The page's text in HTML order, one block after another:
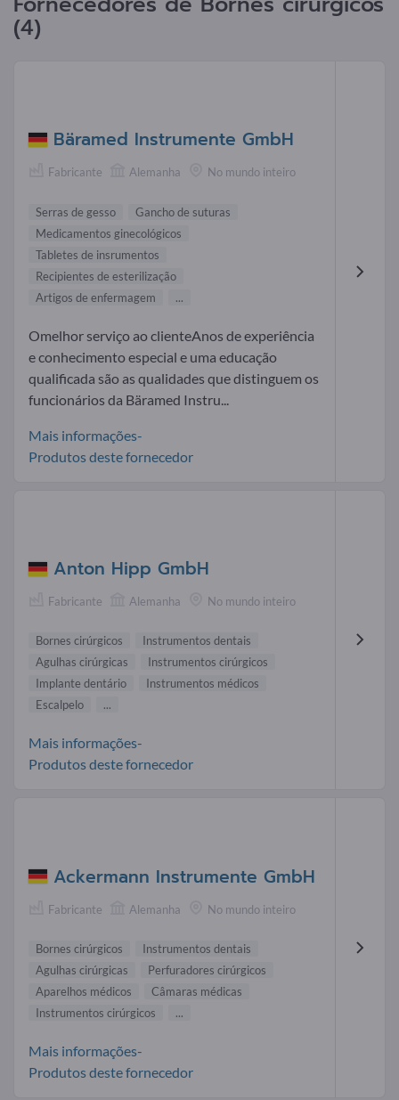
(4)
Bäramed Instrumente GmbH
Fabricante Alemanha No mundo inteiro
Serras de gesso
Gancho de suturas
Medicamentos ginecológicos
Tabletes de insrumentos
Recipientes de esterilização
Artigos de enfermagem
...
Omelhor serviço ao clienteAnos de experiência
e conhecimento especial e uma educação
qualificada são as qualidades que distinguem os
funcionários da Bäramed Instru...
Mais informações-
Produtos deste fornecedor
Anton Hipp GmbH
Fabricante Alemanha No mundo inteiro
Bornes cirúrgicos
Instrumentos dentais
Agulhas cirúrgicas
Instrumentos cirúrgicos
Implante dentário
Instrumentos médicos
Escalpelo
...
Mais informações-
Produtos deste fornecedor
Ackermann Instrumente GmbH
Fabricante Alemanha No mundo inteiro
Bornes cirúrgicos
Instrumentos dentais
Agulhas cirúrgicas
Perfuradores cirúrgicos
Aparelhos médicos
Câmaras médicas
Instrumentos cirúrgicos
...
Mais informações-
Produtos deste fornecedor